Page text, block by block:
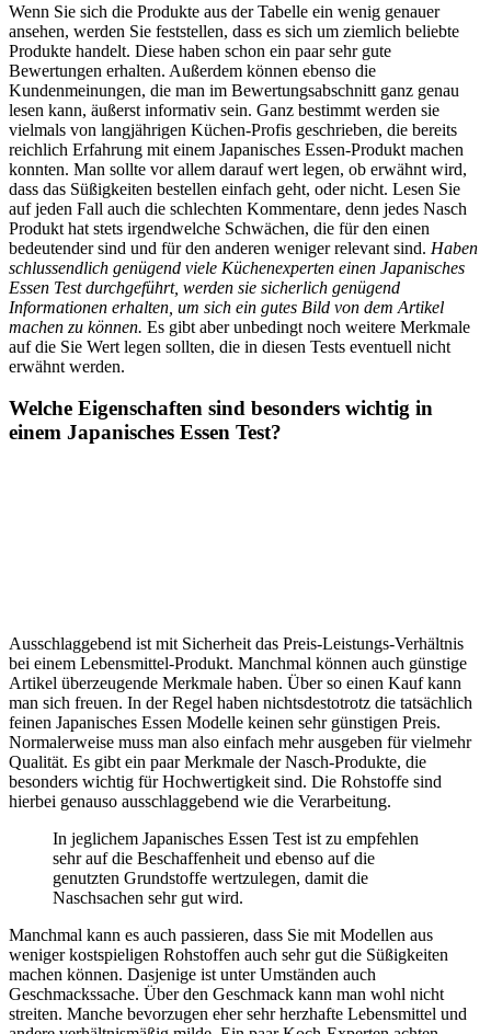
Wenn Sie sich die Produkte aus der Tabelle ein wenig genauer
ansehen, werden Sie feststellen, dass es sich um ziemlich beliebte
Produkte handelt. Diese haben schon ein paar sehr gute
Bewertungen erhalten. Außerdem können ebenso die
Kundenmeinungen, die man im Bewertungsabschnitt ganz genau
lesen kann, äußerst informativ sein. Ganz bestimmt werden sie
vielmals von langjährigen Küchen-Profis geschrieben, die bereits
reichlich Erfahrung mit einem Japanisches Essen-Produkt machen
konnten. Man sollte vor allem darauf wert legen, ob erwähnt wird,
dass das Süßigkeiten bestellen einfach geht, oder nicht. Lesen Sie
auf jeden Fall auch die schlechten Kommentare, denn jedes Nasch
Produkt hat stets irgendwelche Schwächen, die für den einen
bedeutender sind und für den anderen weniger relevant sind. Haben
schlussendlich genügend viele Küchenexperten einen Japanisches
Essen Test durchgeführt, werden sie sicherlich genügend
Informationen erhalten, um sich ein gutes Bild von dem Artikel
machen zu können. Es gibt aber unbedingt noch weitere Merkmale
auf die Sie Wert legen sollten, die in diesen Tests eventuell nicht
erwähnt werden.
Welche Eigenschaften sind besonders wichtig in
einem Japanisches Essen Test?
Ausschlaggebend ist mit Sicherheit das Preis-Leistungs-Verhältnis
bei einem Lebensmittel-Produkt. Manchmal können auch günstige
Artikel überzeugende Merkmale haben. Über so einen Kauf kann
man sich freuen. In der Regel haben nichtsdestotrotz die tatsächlich
feinen Japanisches Essen Modelle keinen sehr günstigen Preis.
Normalerweise muss man also einfach mehr ausgeben für vielmehr
Qualität. Es gibt ein paar Merkmale der Nasch-Produkte, die
besonders wichtig für Hochwertigkeit sind. Die Rohstoffe sind
hierbei genauso ausschlaggebend wie die Verarbeitung.
In jeglichem Japanisches Essen Test ist zu empfehlen
sehr auf die Beschaffenheit und ebenso auf die
genutzten Grundstoffe wertzulegen, damit die
Naschsachen sehr gut wird.
Manchmal kann es auch passieren, dass Sie mit Modellen aus
weniger kostspieligen Rohstoffen auch sehr gut die Süßigkeiten
machen können. Dasjenige ist unter Umständen auch
Geschmackssache. Über den Geschmack kann man wohl nicht
streiten. Manche bevorzugen eher sehr herzhafte Lebensmittel und